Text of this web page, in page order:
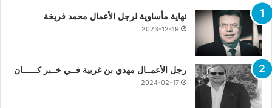
نهاية مأساوية لرجل الأعمال محمد فريخة
2023-12-19
رجل الأعمــال مهدي بن غربية فــي خــبر كــــــان
2024-02-17